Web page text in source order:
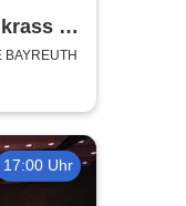
-
17:00 Uhr